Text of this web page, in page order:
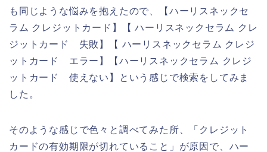
も同じような悩みを抱えたので、【ハーリスネックセ
ラム クレジットカード】【 ハーリスネックセラム クレ
ジットカード 失敗】【 ハーリスネックセラム クレジ
ットカード エラー】【ハーリスネックセラム クレジ
ットカード 使えない】という感じで検索をしてみま
した。
そのような感じで色々と調べてみた所、「クレジット
カードの有効期限が切れていること」が原因で、ハー